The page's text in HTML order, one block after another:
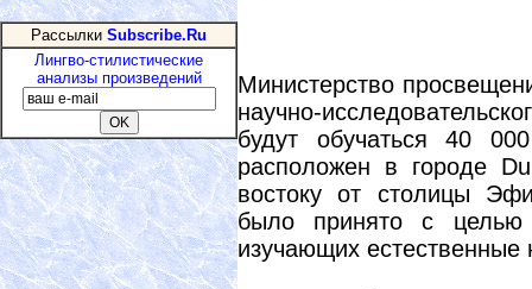
Министерство
научно-
будут обучаться 40
расположен в городе
востоку от столицы
было принято с целью
изучающих естественные
Рассылки Subscribe.Ru
Лингво-стилистические
анализы произведений